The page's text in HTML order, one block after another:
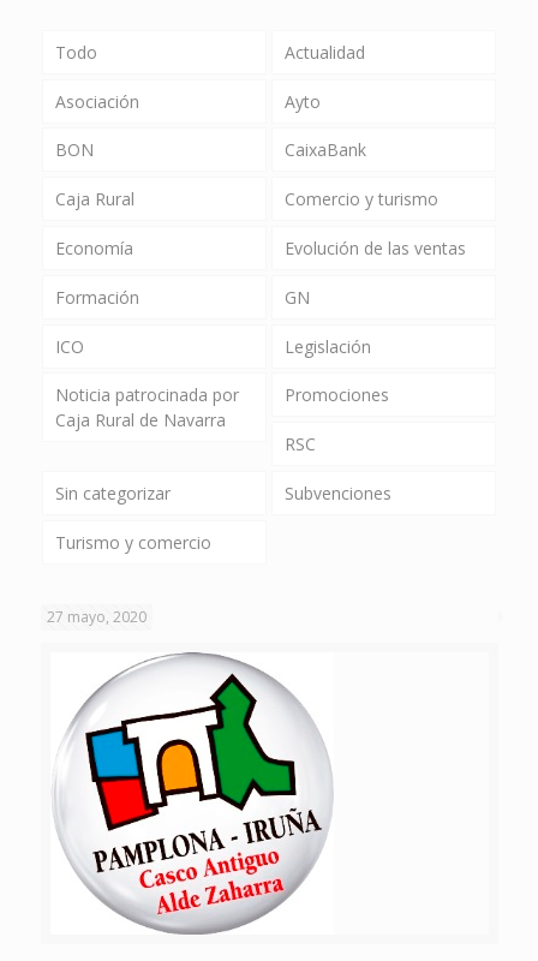
Todo Actualidad
Asociación Ayto
BON CaixaBank
Caja Rural Comercio y turismo
Economía Evolución de las ventas
Formación GN
ICO Legislación
Noticia patrocinada por
Caja Rural de Navarra
Promociones
RSC
Sin categorizar Subvenciones
Turismo y comercio
27 mayo, 2020